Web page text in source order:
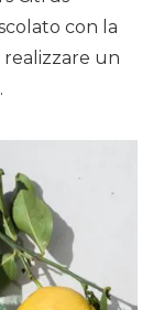
con la
realizzare un